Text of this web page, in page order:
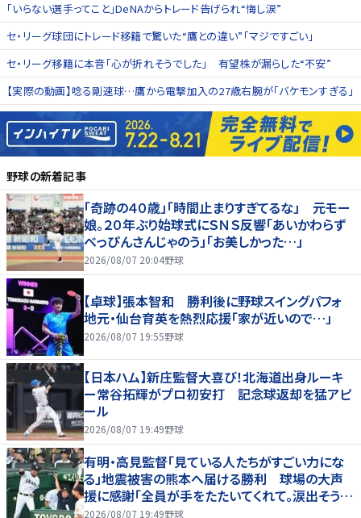
「いらない選手ってこと」DeNAからトレード告げられ“悔し涙”
セ・リーグ球団にトレード移籍で驚いた“鷹との違い”「マジですごい」
セ・リーグ移籍に本音「心が折れそうでした」 有望株が漏らした“不安”
【実際の動画】唸る剛速球…鷹から電撃加入の27歳右腕が「バケモンすぎる」
野球の新着記事
「奇跡の４０歳」「時間止まりすぎてるな」 元モー
娘。２０年ぶり始球式にＳＮＳ反響「あいかわらず
べっぴんさんじゃのう」「お美しかった…」
2026/08/07 20:04野球
【卓球】張本智和 勝利後に野球スイングパフォ
地元・仙台育英を熱烈応援「家が近いので…」
2026/08/07 19:55野球
【日本ハム】新庄監督大喜び！北海道出身ルーキ
ー常谷拓輝がプロ初安打 記念球返却を猛アピ
ール
2026/08/07 19:49野球
有明・高見監督「見ている人たちがすごい力にな
る」地震被害の熊本へ届ける勝利 球場の大声
援に感謝「全員が手をたたいてくれて。涙出そう
に」
2026/08/07 19:49野球